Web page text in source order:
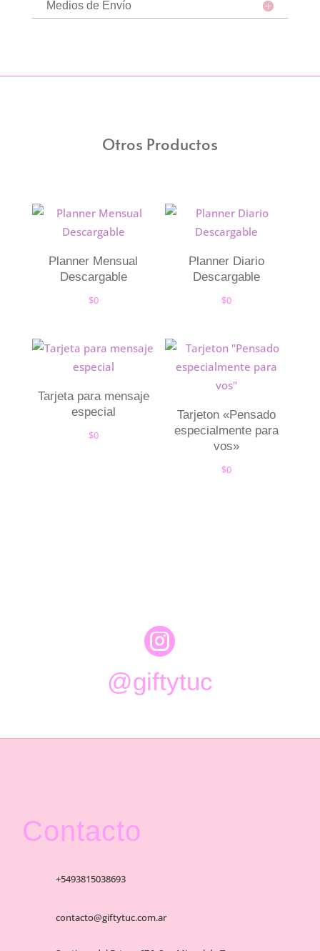
Medios de Envío
Otros Productos
Planner Mensual
Descargable
$0
Planner Diario
Descargable
$0
Tarjeta para mensaje
especial
$0
Tarjeton «Pensado
especialmente para
vos»
$0

@giftytuc
Contacto
+5493815038693
contacto@giftytuc.com.ar